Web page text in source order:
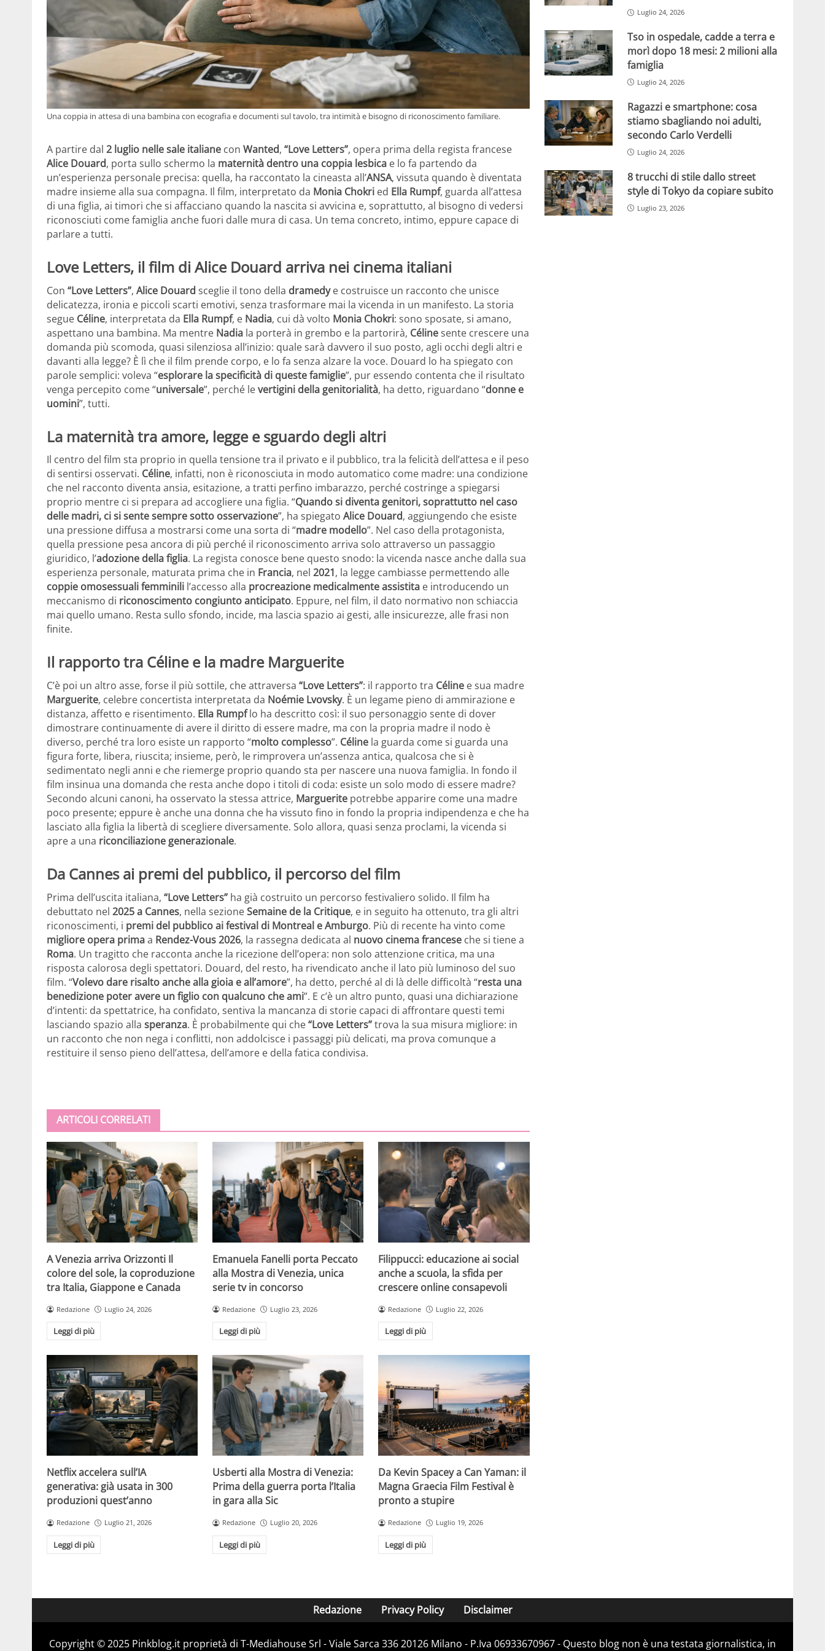
Una coppia in attesa di una bambina con ecografia e documenti sul tavolo, tra intimità e bisogno di riconoscimento familiare.
A partire dal 2 luglio nelle sale italiane con Wanted, “Love Letters”, opera prima della regista francese
Alice Douard, porta sullo schermo la maternità dentro una coppia lesbica e lo fa partendo da
un’esperienza personale precisa: quella, ha raccontato la cineasta all’ANSA, vissuta quando è diventata
madre insieme alla sua compagna. Il film, interpretato da Monia Chokri ed Ella Rumpf, guarda all’attesa
di una figlia, ai timori che si affacciano quando la nascita si avvicina e, soprattutto, al bisogno di vedersi
riconosciuti come famiglia anche fuori dalle mura di casa. Un tema concreto, intimo, eppure capace di
parlare a tutti.
Love Letters, il film di Alice Douard arriva nei cinema italiani
Con “Love Letters”, Alice Douard sceglie il tono della dramedye costruisce un racconto che unisce
delicatezza, ironia e piccoli scarti emotivi, senza trasformare mai la vicenda in un manifesto. La storia
segue Céline, interpretata da Ella Rumpf, e Nadia, cui dà volto Monia Chokri: sono sposate, si amano,
aspettano una bambina. Ma mentre Nadia la porterà in grembo e la partorirà, Célinesente crescere una
domanda più scomoda, quasi silenziosa all’inizio: quale sarà davvero il suo posto, agli occhi degli altri e
davanti alla legge? È lì che il film prende corpo, e lo fa senza alzare la voce. Douard lo ha spiegato con
parole semplici: voleva “esplorare la specificità di queste famiglie”, pur essendo contenta che il risultato
venga percepito come “universale”, perché levertigini della genitorialità, ha detto, riguardano “donne e
uomini”, tutti.
La maternità tra amore, legge e sguardo degli altri
Il centro del film sta proprio in quella tensione tra il privato e il pubblico, tra la felicità dell’attesa e il peso
di sentirsi osservati. Céline, infatti, non è riconosciuta in modo automatico come madre: una condizione
che nel racconto diventa ansia, esitazione, a tratti perfino imbarazzo, perché costringe a spiegarsi
proprio mentre ci si prepara ad accogliere una figlia. “Quando si diventa genitori, soprattutto nel caso
delle madri, ci si sente sempre sotto osservazione”, ha spiegato Alice Douard, aggiungendo che esiste
una pressione diffusa a mostrarsi come una sorta di “madre modello”. Nel caso della protagonista,
quella pressione pesa ancora di più perché il riconoscimento arriva solo attraverso un passaggio
giuridico, l’adozione della figlia. La regista conosce bene questo snodo: la vicenda nasce anche dalla sua
esperienza personale, maturata prima che in Francia, nel 2021, la legge cambiasse permettendo alle
coppie omosessuali femminili l’accesso alla procreazione medicalmente assistita e introducendo un
meccanismo di riconoscimento congiunto anticipato. Eppure, nel film, il dato normativo non schiaccia
mai quello umano. Resta sullo sfondo, incide, ma lascia spazio ai gesti, alle insicurezze, alle frasi non
finite.
Il rapporto tra Céline e la madre Marguerite
C’è poi un altro asse, forse il più sottile, che attraversa “Love Letters”: il rapporto tra Céline e sua madre
Marguerite, celebre concertista interpretata da Noémie Lvovsky. È un legame pieno di ammirazione e
distanza, affetto e risentimento. Ella Rumpflo ha descritto così: il suo personaggio sente di dover
dimostrare continuamente di avere il diritto di essere madre, ma con la propria madre il nodo è
diverso, perché tra loro esiste un rapporto “molto complesso”. Céline la guarda come si guarda una
figura forte, libera, riuscita; insieme, però, le rimprovera un’assenza antica, qualcosa che si è
sedimentato negli anni e che riemerge proprio quando sta per nascere una nuova famiglia. In fondo il
film insinua una domanda che resta anche dopo i titoli di coda: esiste un solo modo di essere madre?
Secondo alcuni canoni, ha osservato la stessa attrice, Marguerite potrebbe apparire come una madre
poco presente; eppure è anche una donna che ha vissuto fino in fondo la propria indipendenza e che ha
lasciato alla figlia la libertà di scegliere diversamente. Solo allora, quasi senza proclami, la vicenda si
apre a una riconciliazione generazionale.
Da Cannes ai premi del pubblico, il percorso del film
Prima dell’uscita italiana, “Love Letters” ha già costruito un percorso festivaliero solido. Il film ha
debuttato nel 2025 a Cannes, nella sezioneSemaine de la Critique, e in seguito ha ottenuto, tra gli altri
riconoscimenti, i premi del pubblico ai festival di Montreal e Amburgo. Più di recente ha vinto come
migliore opera primaa Rendez-Vous 2026, la rassegna dedicata al nuovo cinema francese che si tiene a
Roma. Un tragitto che racconta anche la ricezione dell’opera: non solo attenzione critica, ma una
risposta calorosa degli spettatori. Douard, del resto, ha rivendicato anche il lato più luminoso del suo
film. “Volevo dare risalto anche alla gioia e all’amore”, ha detto, perché al di là delle difficoltà “resta una
benedizione poter avere un figlio con qualcuno che ami”. E c’è un altro punto, quasi una dichiarazione
d’intenti: da spettatrice, ha confidato, sentiva la mancanza di storie capaci di affrontare questi temi
lasciando spazio alla speranza. È probabilmente qui che“Love Letters”trova la sua misura migliore: in
un racconto che non nega i conflitti, non addolcisce i passaggi più delicati, ma prova comunque a
restituire il senso pieno dell’attesa, dell’amore e della fatica condivisa.
ARTICOLI CORRELATI
A Venezia arriva Orizzonti Il
colore del sole, la coproduzione
tra Italia, Giappone e Canada
Redazione Luglio 24, 2026
Leggi di più
Emanuela Fanelli porta Peccato
alla Mostra di Venezia, unica
serie tv in concorso
Redazione Luglio 23, 2026
Leggi di più
Filippucci: educazione ai social
anche a scuola, la sfida per
crescere online consapevoli
Redazione Luglio 22, 2026
Leggi di più
Netflix accelera sull’IA
generativa: già usata in 300
produzioni quest’anno
Redazione Luglio 21, 2026
Leggi di più
Usberti alla Mostra di Venezia:
Prima della guerra porta l’Italia
in gara alla Sic
Redazione Luglio 20, 2026
Leggi di più
Da Kevin Spacey a Can Yaman: il
Magna Graecia Film Festival è
pronto a stupire
Redazione Luglio 19, 2026
Leggi di più
Luglio 24, 2026
Tso in ospedale, cadde a terra e
morì dopo 18 mesi: 2 milioni alla
famiglia
Luglio 24, 2026
Ragazzi e smartphone: cosa
stiamo sbagliando noi adulti,
secondo Carlo Verdelli
Luglio 24, 2026
8 trucchi di stile dallo street
style di Tokyo da copiare subito
Luglio 23, 2026
Redazione Privacy Policy Disclaimer
Copyright © 2025 Pinkblog.it proprietà di T-Mediahouse Srl - Viale Sarca 336 20126 Milano - P.Iva 06933670967 - Questo blog non è una testata giornalistica, in